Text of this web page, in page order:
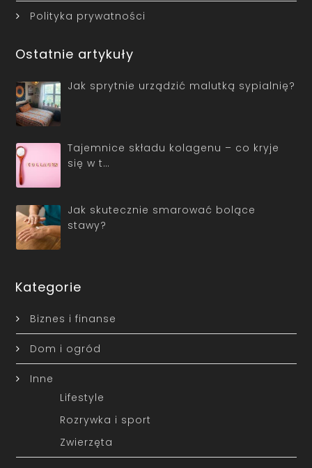
Polityka prywatności
Ostatnie artykuły
Jak sprytnie urządzić malutką sypialnię?
Tajemnice składu kolagenu – co kryje
się w t…
Jak skutecznie smarować bolące
stawy?
Kategorie
Biznes i finanse
Dom i ogród
Inne
Lifestyle
Rozrywka i sport
Zwierzęta